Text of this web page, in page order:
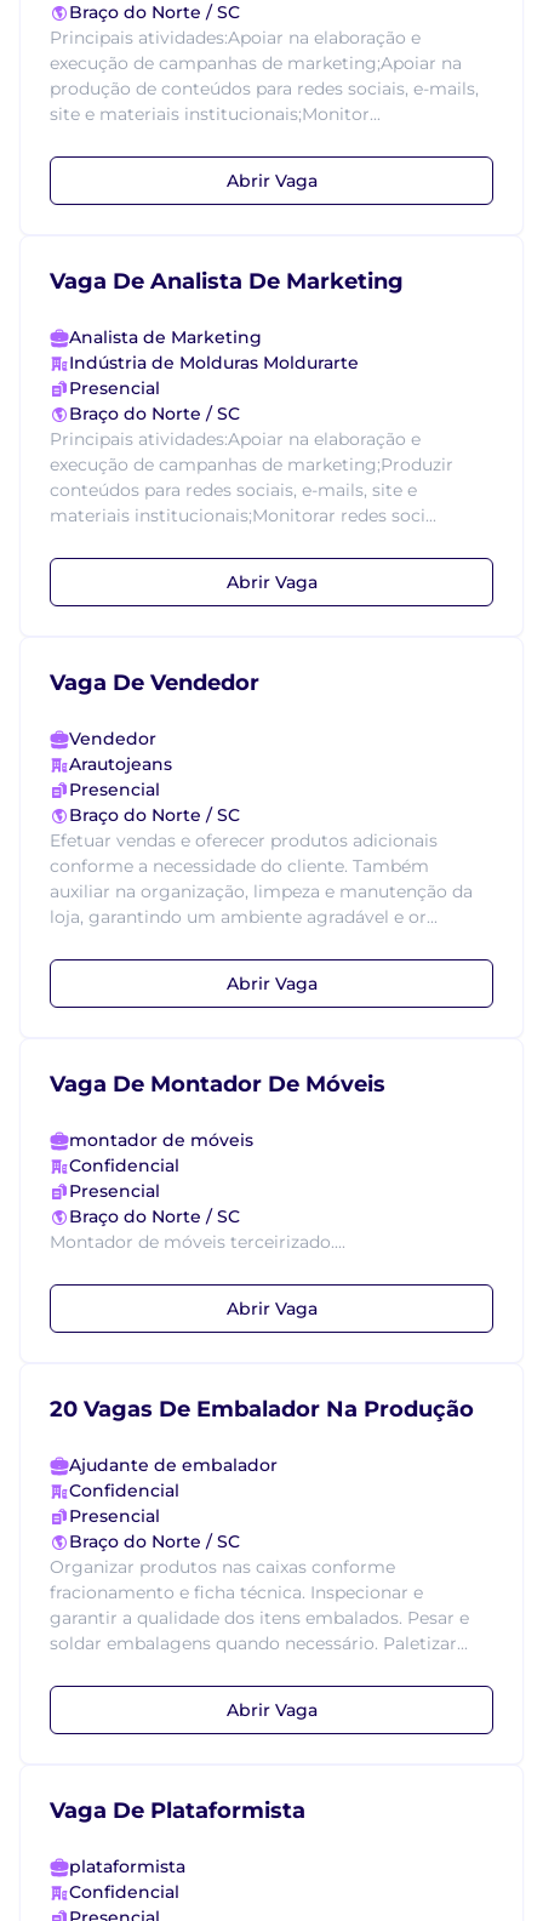
Braço do Norte / SC
Principais atividades:Apoiar na elaboração e
execução de campanhas de marketing;Apoiar na
produção de conteúdos para redes sociais, e-mails,
site e materiais institucionais;Monitor...
Abrir Vaga
Vaga De Analista De Marketing
Analista de Marketing
Indústria de Molduras Moldurarte
Presencial
Braço do Norte / SC
Principais atividades:Apoiar na elaboração e
execução de campanhas de marketing;Produzir
conteúdos para redes sociais, e-mails, site e
materiais institucionais;Monitorar redes soci...
Abrir Vaga
Vaga De Vendedor
Vendedor
Arautojeans
Presencial
Braço do Norte / SC
Efetuar vendas e oferecer produtos adicionais
conforme a necessidade do cliente. Também
auxiliar na organização, limpeza e manutenção da
loja, garantindo um ambiente agradável e or...
Abrir Vaga
Vaga De Montador De Móveis
montador de móveis
Confidencial
Presencial
Braço do Norte / SC
Montador de móveis terceirizado....
Abrir Vaga
20 Vagas De Embalador Na Produção
Ajudante de embalador
Confidencial
Presencial
Braço do Norte / SC
Organizar produtos nas caixas conforme
fracionamento e ficha técnica. Inspecionar e
garantir a qualidade dos itens embalados. Pesar e
soldar embalagens quando necessário. Paletizar...
Abrir Vaga
Vaga De Plataformista
plataformista
Confidencial